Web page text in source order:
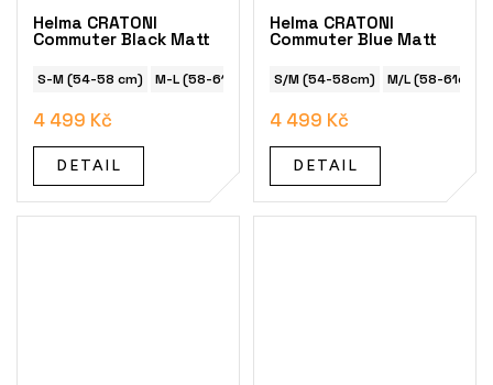
Helma CRATONI
Commuter Black Matt
S-M (54-58 cm) M-L (58-61 cm)
4 499 Kč
DETAIL
Helma CRATONI
Commuter Blue Matt
S/M (54-58cm) M/L (58-61cm)
4 499 Kč
DETAIL